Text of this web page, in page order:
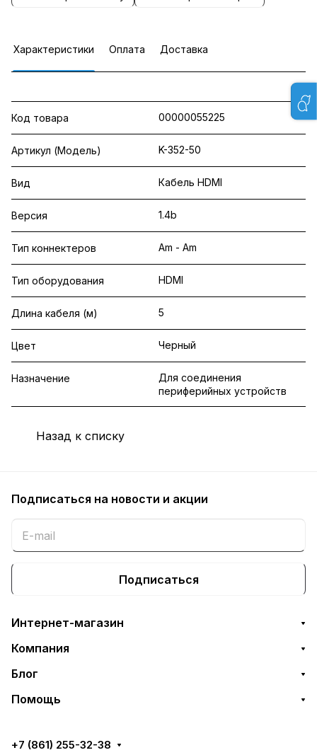
Характеристики Оплата Доставка
Код товара 00000055225
Артикул (Модель) K-352-50
Вид Кабель HDMI
Версия 1.4b
Тип коннектеров Am - Am
Тип оборудования HDMI
Длина кабеля (м) 5
Цвет Черный
Назначение
Для соединения
периферийных устройств
Назад к списку
Подписаться на новости и акции
Подписаться
Интернет-магазин
Компания
Блог
Помощь
+7 (861) 255-32-38